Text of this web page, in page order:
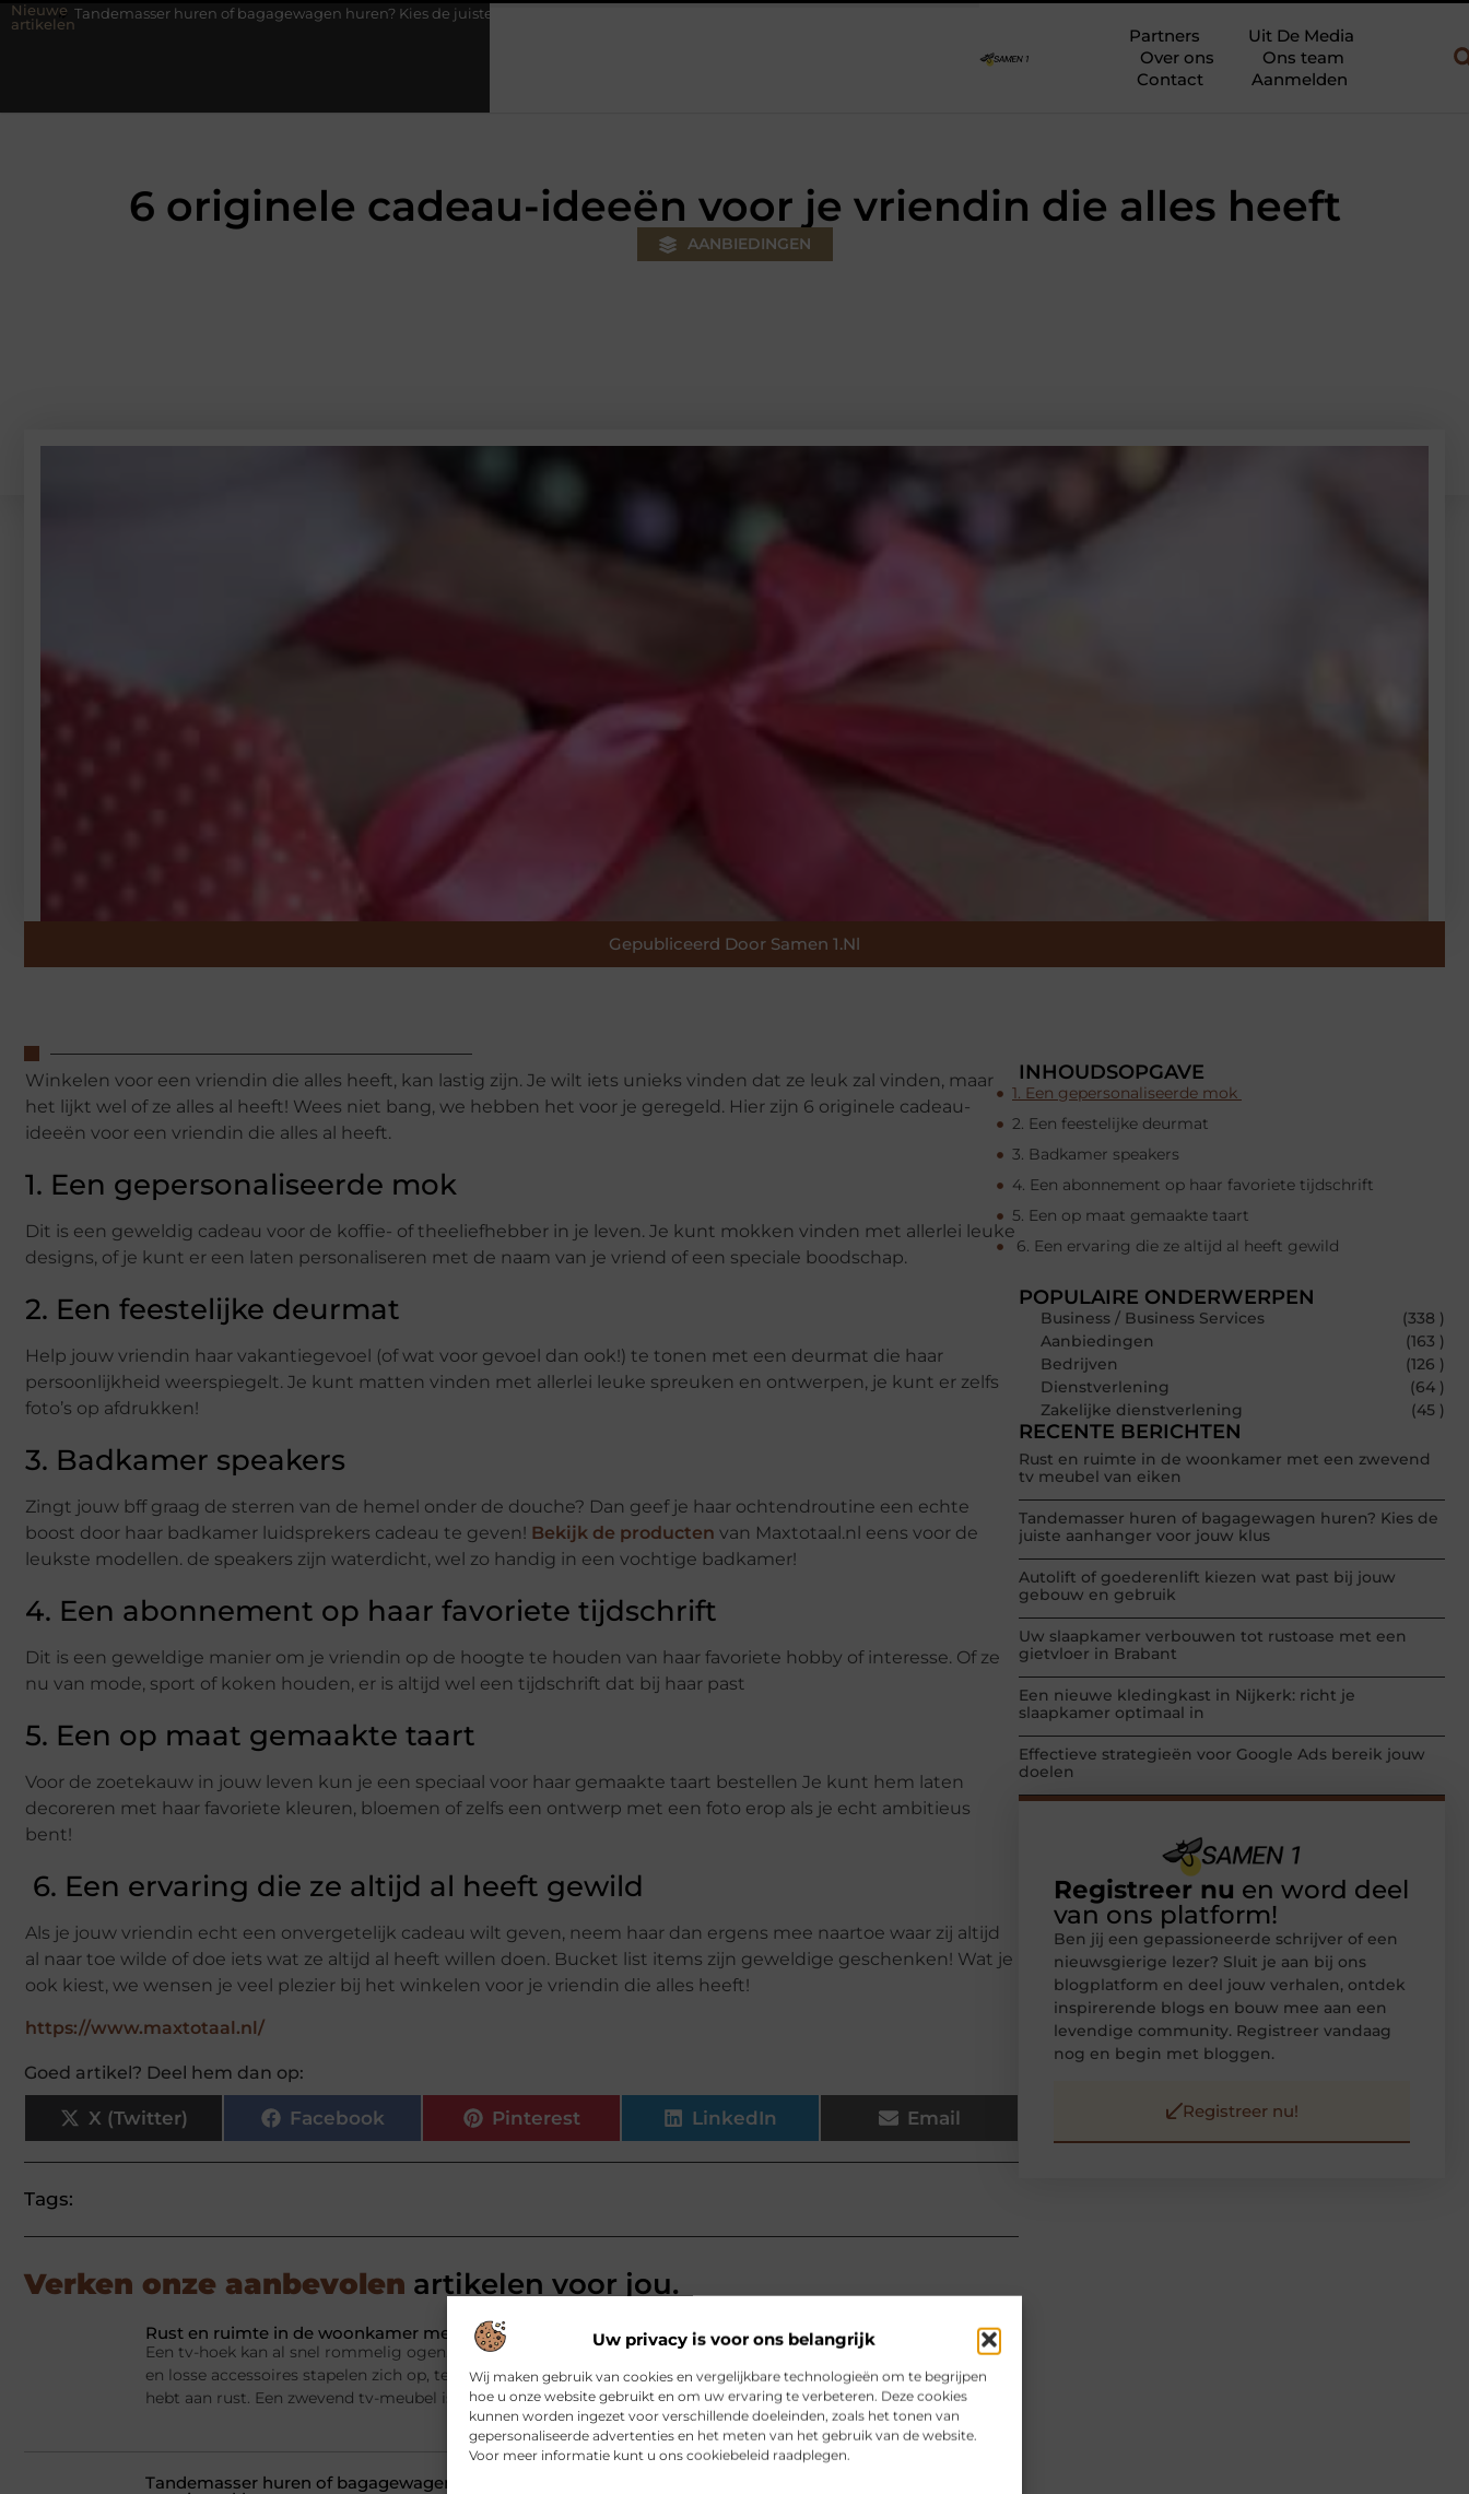
Uw privacy is voor ons belangrijk
Wij maken gebruik van cookies en vergelijkbare technologieën om te begrijpen
hoe u onze website gebruikt en om uw ervaring te verbeteren. Deze cookies
kunnen worden ingezet voor verschillende doeleinden, zoals het tonen van
gepersonaliseerde advertenties en het meten van het gebruik van de website.
Voor meer informatie kunt u ons cookiebeleid raadplegen.
Nieuwe
artikelen
huren of bagagewagen huren? Kies de juiste aanhanger voor jouw klus
Partners
Uit De Media
Over ons
Ons team
Contact
Aanmelden
6 originele cadeau-ideeën voor je vriendin die alles heeft
AANBIEDINGEN
Gepubliceerd Door Samen 1.nl
Winkelen voor een vriendin die alles heeft, kan lastig zijn. Je wilt iets unieks vinden dat ze leuk zal vinden, maar
het lijkt wel of ze alles al heeft! Wees niet bang, we hebben het voor je geregeld. Hier zijn 6 originele cadeau-
ideeën voor een vriendin die alles al heeft.
1. Een gepersonaliseerde mok
Dit is een geweldig cadeau voor de koffie- of theeliefhebber in je leven. Je kunt mokken vinden met allerlei leuke
designs, of je kunt er een laten personaliseren met de naam van je vriend of een speciale boodschap.
2. Een feestelijke deurmat
Help jouw vriendin haar vakantiegevoel (of wat voor gevoel dan ook!) te tonen met een deurmat die haar
persoonlijkheid weerspiegelt. Je kunt matten vinden met allerlei leuke spreuken en ontwerpen, je kunt er zelfs
foto’s op afdrukken!
3. Badkamer speakers
Zingt jouw bff graag de sterren van de hemel onder de douche? Dan geef je haar ochtendroutine een echte
boost door haar badkamer luidsprekers cadeau te geven! Bekijk de producten van Maxtotaal.nl eens voor de
leukste modellen. de speakers zijn waterdicht, wel zo handig in een vochtige badkamer!
4. Een abonnement op haar favoriete tijdschrift
Dit is een geweldige manier om je vriendin op de hoogte te houden van haar favoriete hobby of interesse. Of ze
nu van mode, sport of koken houden, er is altijd wel een tijdschrift dat bij haar past
5. Een op maat gemaakte taart
Voor de zoetekauw in jouw leven kun je een speciaal voor haar gemaakte taart bestellen Je kunt hem laten
decoreren met haar favoriete kleuren, bloemen of zelfs een ontwerp met een foto erop als je echt ambitieus
bent!
6. Een ervaring die ze altijd al heeft gewild
Als je jouw vriendin echt een onvergetelijk cadeau wilt geven, neem haar dan ergens mee naartoe waar zij altijd
al naar toe wilde of doe iets wat ze altijd al heeft willen doen. Bucket list items zijn geweldige geschenken! Wat je
ook kiest, we wensen je veel plezier bij het winkelen voor je vriendin die alles heeft!
https://www.maxtotaal.nl/
Goed artikel? Deel hem dan op:
X (Twitter) Facebook Pinterest LinkedIn Email
Tags:
Verken onze aanbevolen artikelen voor jou.
Rust en ruimte in de woonkamer met een zwevend tv meubel van eiken
Een tv-hoek kan al snel rommelig ogen. Apparatuur, kabels, afstandsbedieningen
en losse accessoires stapelen zich op, terwijl je juist in de woonkamer behoefte
hebt aan rust. Een zwevend tv-meubel is dan een slimme oplossing: het
Tandemasser huren of bagagewagen huren? Kies de juiste aanhanger
INHOUDSOPGAVE
1. Een gepersonaliseerde mok
2. Een feestelijke deurmat
3. Badkamer speakers
4. Een abonnement op haar favoriete tijdschrift
5. Een op maat gemaakte taart
6. Een ervaring die ze altijd al heeft gewild
POPULAIRE ONDERWERPEN
Business / Business Services
(338 )
Aanbiedingen
(163 )
Bedrijven
(126 )
Dienstverlening
(64 )
Zakelijke dienstverlening
(45 )
RECENTE BERICHTEN
Rust en ruimte in de woonkamer met een zwevend
tv meubel van eiken
Tandemasser huren of bagagewagen huren? Kies de
juiste aanhanger voor jouw klus
Autolift of goederenlift kiezen wat past bij jouw
gebouw en gebruik
Uw slaapkamer verbouwen tot rustoase met een
gietvloer in Brabant
Een nieuwe kledingkast in Nijkerk: richt je
slaapkamer optimaal in
Effectieve strategieën voor Google Ads bereik jouw
doelen
Registreer nu en word deel
van ons platform!
Ben jij een gepassioneerde schrijver of een
nieuwsgierige lezer? Sluit je aan bij ons
blogplatform en deel jouw verhalen, ontdek
inspirerende blogs en bouw mee aan een
levendige community. Registreer vandaag
nog en begin met bloggen.
Registreer nu!